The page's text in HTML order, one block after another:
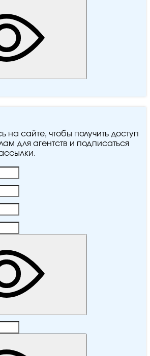
на сайте, чтобы получить доступ
для агентств и подписаться